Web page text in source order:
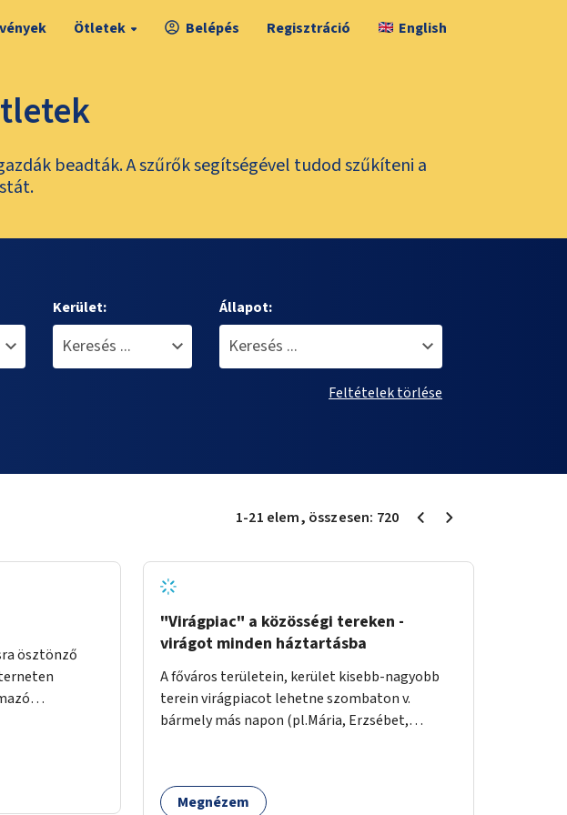
Ötletek Belépés Regisztráció English
beadták. A szűrők segítségével tudod szűkíteni a
Kerület: Állapot:
Feltételek törlése
1-21 elem, összesen: 720
ösztönző
betért, a
már
"Virágpiac" a közösségi tereken -
virágot minden háztartásba
A főváros területein, kerület kisebb-nagyobb
terein virágpiacot lehetne szombaton v.
bármely más napon (pl.Mária, Erzsébet,
helyeket, 50-150nm vagy afeletti területet (ha
sokakat érdekelne). Névleges összeget fizetne
Megnézem